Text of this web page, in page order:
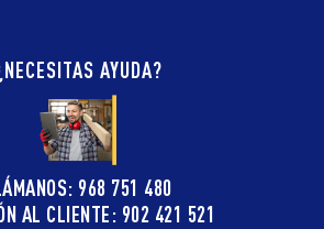
AYUDA?
968 751 480
AL CLIENTE: 902 421 521